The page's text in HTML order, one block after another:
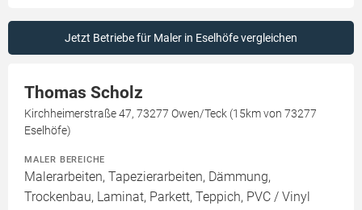
Jetzt Betriebe für Maler in Eselhöfe vergleichen
Thomas Scholz
Kirchheimerstraße 47, 73277 Owen/Teck (15km von 73277
Eselhöfe)
MALER BEREICHE
Malerarbeiten, Tapezierarbeiten, Dämmung,
Trockenbau, Laminat, Parkett, Teppich, PVC / Vinyl